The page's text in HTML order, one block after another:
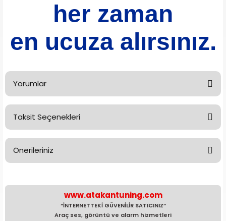
her zaman
en ucuza alırsınız.
Yorumlar
Bu ürüne ilk yorumu siz yapın!
Taksit Seçenekleri
Önerileriniz
kullanarak tarafımıza iletebilirsiniz.
Görüş ve önerileriniz için teşekkür ederiz.
www.atakantuning.com
“İNTERNETTEKİ GÜVENİLİR SATICINIZ”
Araç ses, görüntü ve alarm hizmetleri